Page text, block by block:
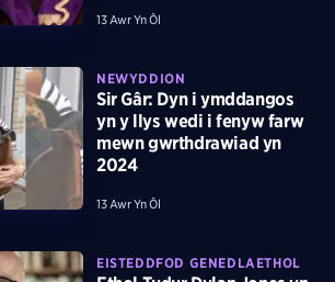
13 Awr Yn Ôl
NEWYDDION
Sir Gâr: Dyn i ymddangos
yn y llys wedi i fenyw farw
mewn gwrthdrawiad yn
2024
13 Awr Yn Ôl
EISTEDDFOD GENEDLAETHOL